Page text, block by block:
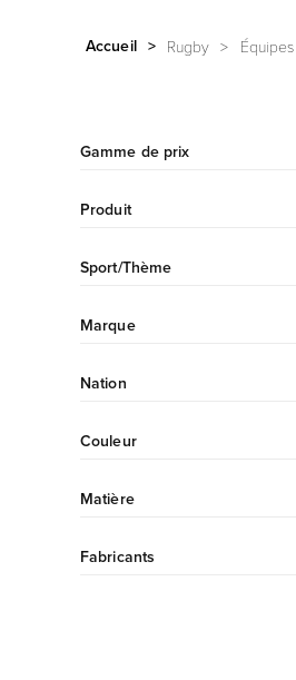
Accueil > Rugby >
Gamme de prix
Produit
Sport/Thème
Marque
Nation
Couleur
Matière
Fabricants